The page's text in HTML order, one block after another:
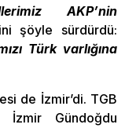
AKP’nin
şöyle sürdürdü:
Türk varlığına
de İzmir’di. TGB
Gündoğdu